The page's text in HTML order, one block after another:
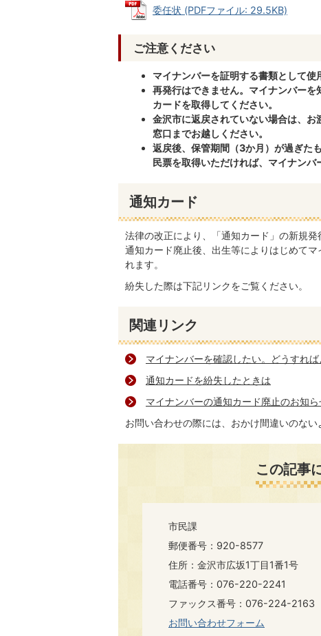
委任状 (PDFファイル: 29.5KB)
ご注意ください
マイナンバーを証明する書類として使
再発行はできません。マイナンバー
カードを取得してください。
金沢市に返戻されていない場合は、お
窓口までお越しください。
返戻後、保管期間（3か月）が過ぎた
民票を取得いただければ、マイナンバ
通知カード
法律の改正により、「通知カード」の新規発
通知カード廃止後、出生等によりはじめて
れます。
紛失した際は下記リンクをご覧ください。
関連リンク
マイナンバーを確認したい。どうすれば
通知カードを紛失したときは
マイナンバーの通知カード廃止のお知ら
お問い合わせの際には、おかけ間違いのな
この記事
市民課
郵便番号：920-8577
住所：金沢市広坂1丁目1番1号
電話番号：076-220-2241
ファックス番号：076-224-2163
お問い合わせフォーム